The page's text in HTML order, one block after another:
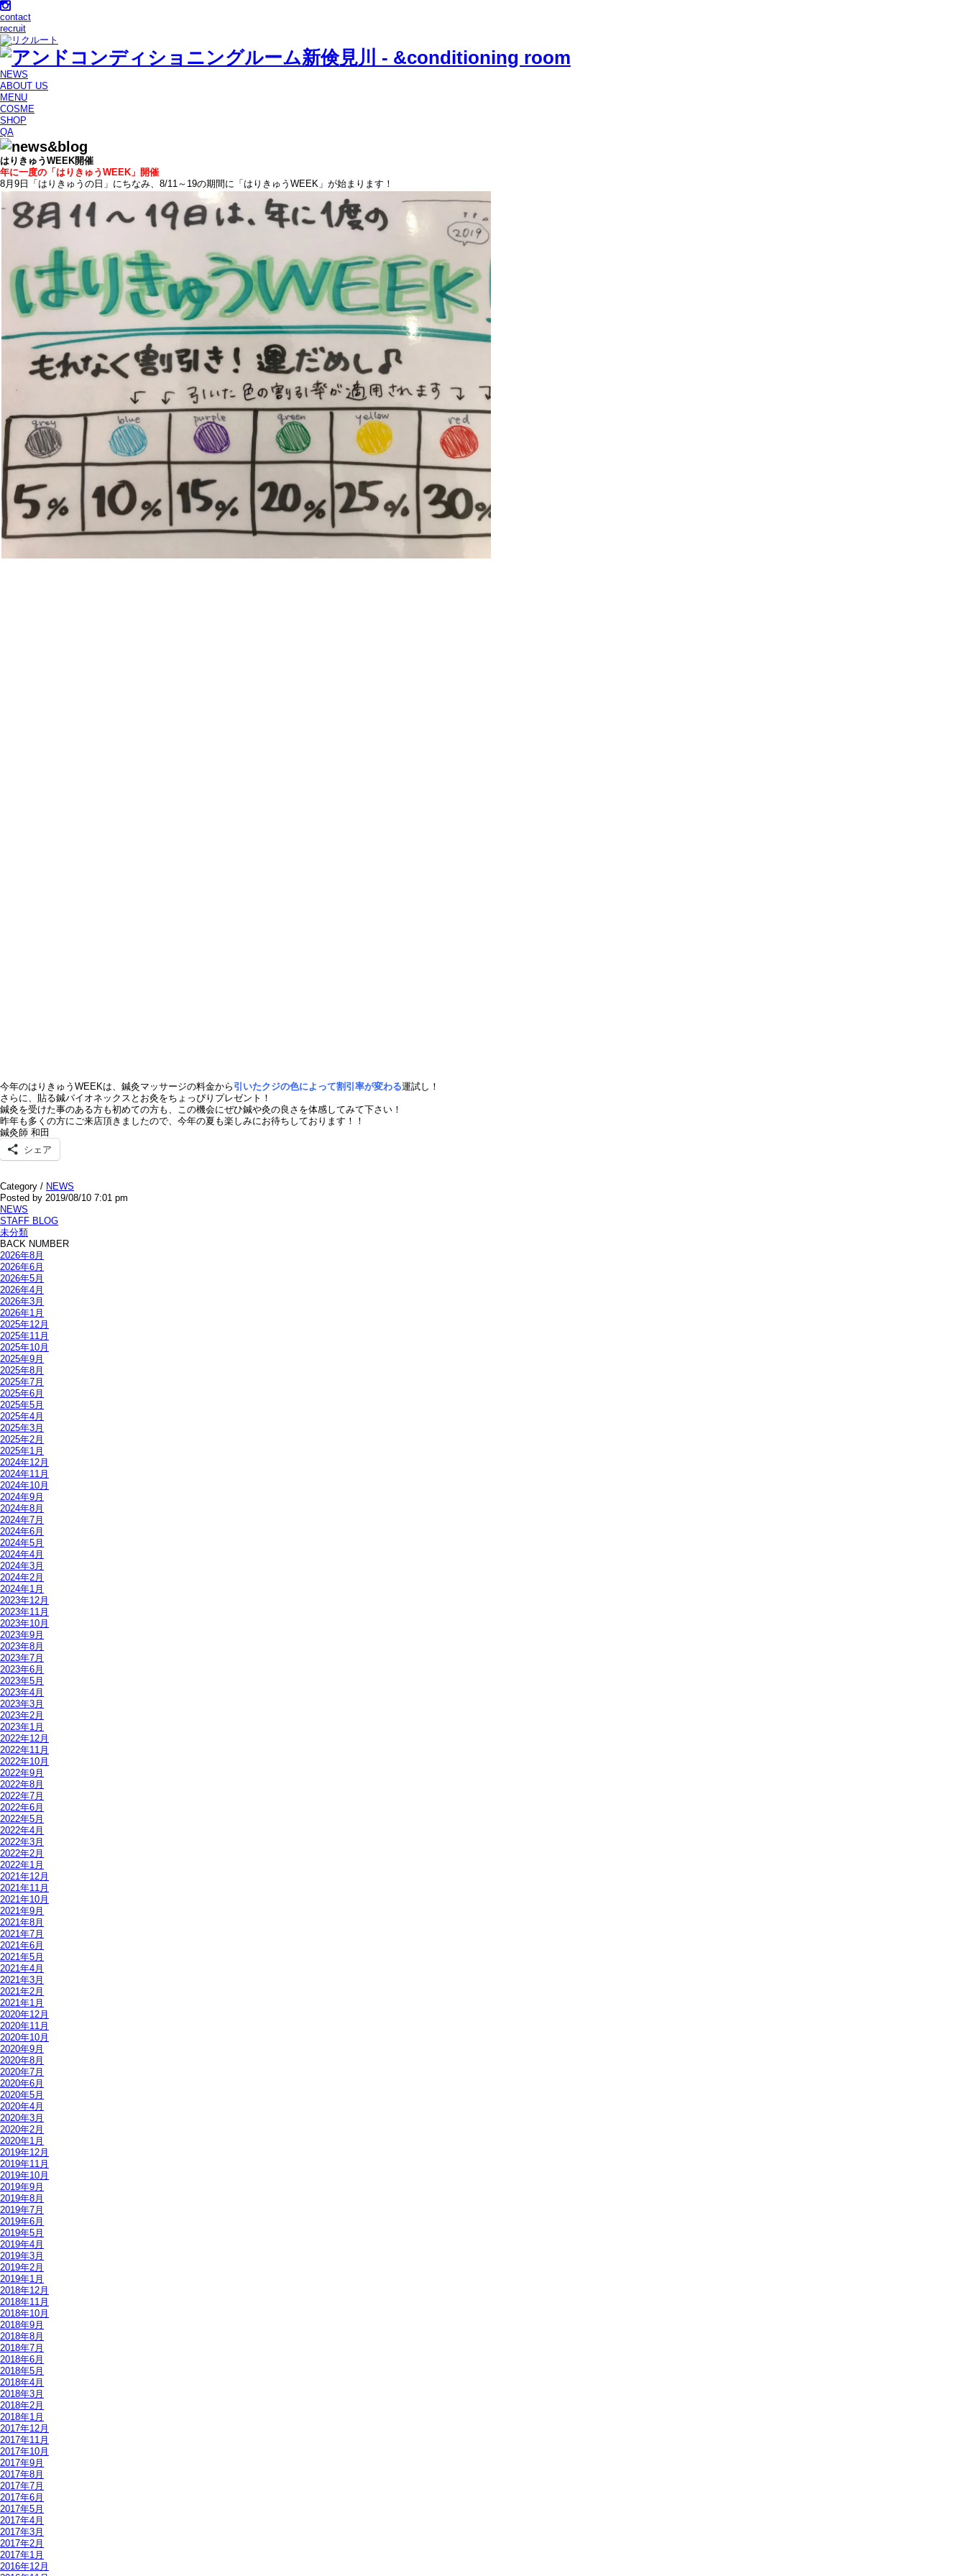
contact
recruit
NEWS
ABOUT US
MENU
COSME
SHOP
QA
はりきゅうWEEK開催
年に一度の「はりきゅうWEEK」開催
8月9日「はりきゅうの日」にちなみ、8/11～19の期間に「はりきゅうWEEK」が始まります！
今年のはりきゅうWEEKは、鍼灸マッサージの料金から 引いたクジの色によって割引率が変わる運試し！
さらに、貼る鍼パイオネックスとお灸をちょっぴりプレゼント！
鍼灸を受けた事のある方も初めての方も、この機会にぜひ鍼や灸の良さを体感してみて下さい！
昨年も多くの方にご来店頂きましたので、今年の夏も楽しみにお待ちしております！！
鍼灸師 和田
シェア
Category / NEWS
Posted by 2019/08/10 7:01 pm
NEWS
STAFF BLOG
未分類
BACK NUMBER
2026年8月
2026年6月
2026年5月
2026年4月
2026年3月
2026年1月
2025年12月
2025年11月
2025年10月
2025年9月
2025年8月
2025年7月
2025年6月
2025年5月
2025年4月
2025年3月
2025年2月
2025年1月
2024年12月
2024年11月
2024年10月
2024年9月
2024年8月
2024年7月
2024年6月
2024年5月
2024年4月
2024年3月
2024年2月
2024年1月
2023年12月
2023年11月
2023年10月
2023年9月
2023年8月
2023年7月
2023年6月
2023年5月
2023年4月
2023年3月
2023年2月
2023年1月
2022年12月
2022年11月
2022年10月
2022年9月
2022年8月
2022年7月
2022年6月
2022年5月
2022年4月
2022年3月
2022年2月
2022年1月
2021年12月
2021年11月
2021年10月
2021年9月
2021年8月
2021年7月
2021年6月
2021年5月
2021年4月
2021年3月
2021年2月
2021年1月
2020年12月
2020年11月
2020年10月
2020年9月
2020年8月
2020年7月
2020年6月
2020年5月
2020年4月
2020年3月
2020年2月
2020年1月
2019年12月
2019年11月
2019年10月
2019年9月
2019年8月
2019年7月
2019年6月
2019年5月
2019年4月
2019年3月
2019年2月
2019年1月
2018年12月
2018年11月
2018年10月
2018年9月
2018年8月
2018年7月
2018年6月
2018年5月
2018年4月
2018年3月
2018年2月
2018年1月
2017年12月
2017年11月
2017年10月
2017年9月
2017年8月
2017年7月
2017年6月
2017年5月
2017年4月
2017年3月
2017年2月
2017年1月
2016年12月